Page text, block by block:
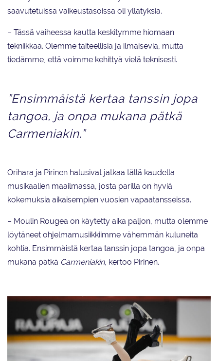
saavutetuissa vaikeustasoissa oli yllätyksiä.
– Tässä vaiheessa kautta keskitymme hiomaan
tekniikkaa. Olemme taiteellisia ja ilmaisevia, mutta
tiedämme, että voimme kehittyä vielä teknisesti.
”Ensimmäistä kertaa tanssin jopa
tangoa, ja onpa mukana pätkä
Carmeniakin.”
Orihara ja Pirinen halusivat jatkaa tällä kaudella
musikaalien maailmassa, josta parilla on hyviä
kokemuksia aikaisempien vuosien vapaatansseissa.
– Moulin Rougea on käytetty aika paljon, mutta olemme
löytäneet ohjelmamusiikkiimme vähemmän kuluneita
kohtia. Ensimmäistä kertaa tanssin jopa tangoa, ja onpa
mukana pätkä Carmeniakin, kertoo Pirinen.